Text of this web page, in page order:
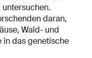
daran,
Wald- und
in das genetische